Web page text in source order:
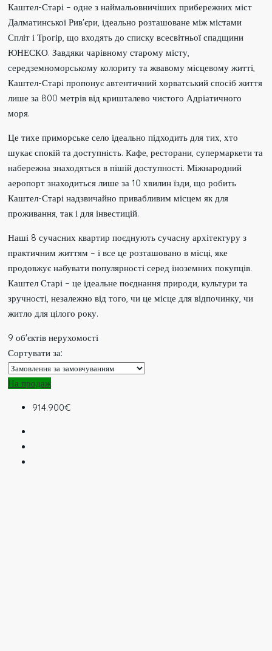
Каштел-Старі – одне з наймальовничіших прибережних міст
Далматинської Рив'єри, ідеально розташоване між містами
Спліт і Трогір, що входять до списку всесвітньої спадщини
ЮНЕСКО. Завдяки чарівному старому місту,
середземноморському колориту та жвавому місцевому житті,
Каштел-Старі пропонує автентичний хорватський спосіб життя
лише за 800 метрів від кришталево чистого Адріатичного
моря.
Це тихе приморське село ідеально підходить для тих, хто
шукає спокій та доступність. Кафе, ресторани, супермаркети та
набережна знаходяться в пішій доступності. Міжнародний
аеропорт знаходиться лише за 10 хвилин їзди, що робить
Каштел-Старі надзвичайно привабливим місцем як для
проживання, так і для інвестицій.
Наші 8 сучасних квартир поєднують сучасну архітектуру з
практичним життям – і все це розташовано в місці, яке
продовжує набувати популярності серед іноземних покупців.
Каштел Старі – це ідеальне поєднання природи, культури та
зручності, незалежно від того, чи це місце для відпочинку, чи
житло для цілого року.
9 об'єктів нерухомості
Сортувати за:
На продаж
914.900€